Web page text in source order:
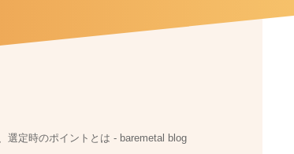
選定時のポイントとは - baremetal blog